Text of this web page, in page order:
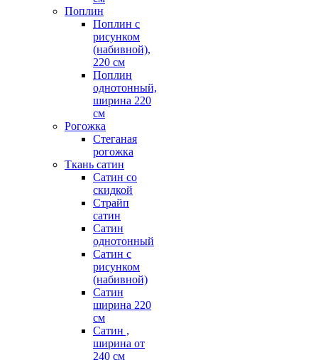
Поплин
Поплин с
рисунком
(набивной),
220 см
Поплин
однотонный,
ширина 220
см
Рогожка
Стеганая
рогожка
Ткань сатин
Сатин со
скидкой
Страйп
сатин
Сатин
однотонный
Сатин с
рисунком
(набивной)
Сатин
ширина 220
см
Сатин ,
ширина от
240 см